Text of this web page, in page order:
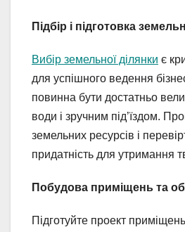
Підбір і підготовка
Вибір земельної ділянки є
для успішного ведення
повинна бути достатньо
води і зручним під’їздом.
земельних ресурсів і
придатність для утримання
Побудова приміщень та
Підготуйте проект